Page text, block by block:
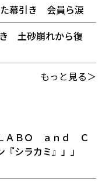
幕引き 会員ら涙
土砂崩れから復
もっと見る＞
ＡＢＯ ａｎｄ Ｃ
『シラカミ』」」